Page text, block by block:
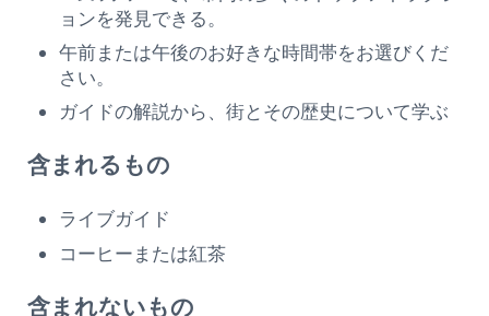
ョンを発見できる。
午前または午後のお好きな時間帯をお選びくだ
さい。
ガイドの解説から、街とその歴史について学ぶ
含まれるもの
ライブガイド
コーヒーまたは紅茶
含まれないもの